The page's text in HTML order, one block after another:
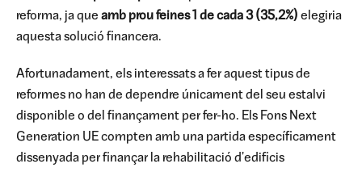
reforma, ja que amb prou feines 1 de cada 3 (35,2%) elegiria
aquesta solució financera.
Afortunadament, els interessats a fer aquest tipus de
reformes no han de dependre únicament del seu estalvi
disponible o del finançament per fer-ho. Els Fons Next
Generation UE compten amb una partida específicament
dissenyada per finançar la rehabilitació d'edificis